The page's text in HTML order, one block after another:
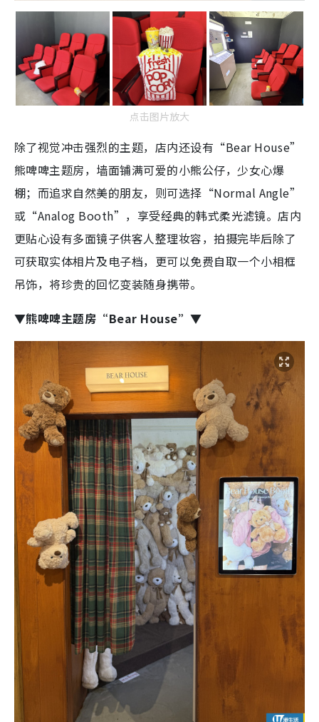
点击图片放大
除了视觉冲击强烈的主题，店内还设有“Bear House”
熊啤啤主题房，墙面铺满可爱的小熊公仔，少女心爆
棚；而追求自然美的朋友，则可选择“Normal Angle”
或“Analog Booth”，享受经典的韩式柔光滤镜。店内
更贴心设有多面镜子供客人整理妆容，拍摄完毕后除了
可获取实体相片及电子档，更可以免费自取一个小相框
吊饰，将珍贵的回忆变装随身携带。
▼熊啤啤主题房“Bear House”▼